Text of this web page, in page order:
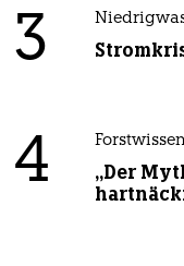
3
4
„Der